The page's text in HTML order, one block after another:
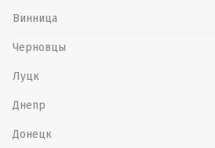
Винница
Черновцы
Луцк
Днепр
Донецк